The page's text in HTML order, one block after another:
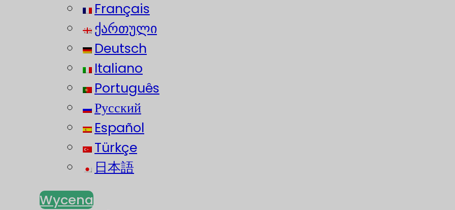
Français
ქართული
Deutsch
Italiano
Português
Русский
Español
Türkçe
日本語
Wycena